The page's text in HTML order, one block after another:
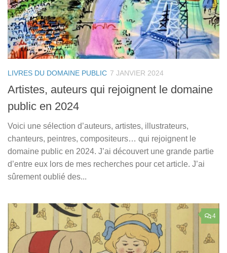
LIVRES DU DOMAINE PUBLIC 7 JANVIER 2024
Artistes, auteurs qui rejoignent le domaine
public en 2024
Voici une sélection d’auteurs, artistes, illustrateurs,
chanteurs, peintres, compositeurs… qui rejoignent le
domaine public en 2024. J’ai découvert une grande partie
d’entre eux lors de mes recherches pour cet article. J’ai
sûrement oublié des...
4